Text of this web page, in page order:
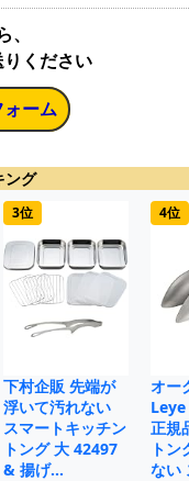
、
ください
ーム
ング
3位
下村企販 先端が
浮いて汚れない
スマートキッチン
トング 大 42497
& 揚げ…
4位
オー
正規
ト
ない